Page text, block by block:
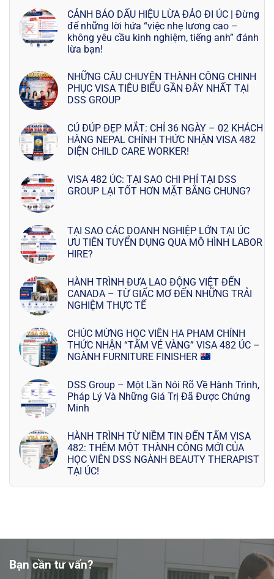
CẢNH BÁO DẤU HIỆU LỪA ĐẢO ĐI ÚC | Đừng
để những lời hứa “việc nhẹ lương cao –
không yêu cầu kinh nghiệm, tiếng anh” đánh
lừa bạn!
NHỮNG CÂU CHUYỆN THÀNH CÔNG CHINH
PHỤC VISA TIÊU BIỂU GẦN ĐÂY NHẤT TẠI
DSS GROUP
CÚ ĐÚP ĐẸP MẮT: CHỈ 36 NGÀY – 02 KHÁCH
HÀNG NEPAL CHÍNH THỨC NHẬN VISA 482
DIỆN CHILD CARE WORKER!
VISA 482 ÚC: TẠI SAO CHI PHÍ TẠI DSS
GROUP LẠI TỐT HƠN MẶT BẰNG CHUNG?
TẠI SAO CÁC DOANH NGHIỆP LỚN TẠI ÚC
ƯU TIÊN TUYỂN DỤNG QUA MÔ HÌNH LABOR
HIRE?
HÀNH TRÌNH ĐƯA LAO ĐỘNG VIỆT ĐẾN
CANADA – TỪ GIẤC MƠ ĐẾN NHỮNG TRẢI
NGHIỆM THỰC TẾ
CHÚC MỪNG HỌC VIÊN HA PHAM CHÍNH
THỨC NHẬN “TẤM VÉ VÀNG” VISA 482 ÚC –
NGÀNH FURNITURE FINISHER
DSS Group – Một Lần Nói Rõ Về Hành Trình,
Pháp Lý Và Những Giá Trị Đã Được Chứng
Minh
HÀNH TRÌNH TỪ NIỀM TIN ĐẾN TẤM VISA
482: THÊM MỘT THÀNH CÔNG MỚI CỦA
HỌC VIÊN DSS NGÀNH BEAUTY THERAPIST
TẠI ÚC!
Bạn cần tư vấn?